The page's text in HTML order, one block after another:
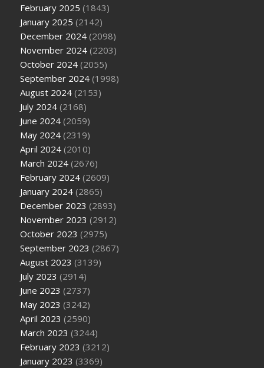
February 2025 (1843)
January 2025 (2142)
December 2024 (2098)
November 2024 (2203)
October 2024 (2055)
September 2024 (1998)
August 2024 (2153)
July 2024 (2168)
June 2024 (2059)
May 2024 (2319)
April 2024 (2010)
March 2024 (2676)
February 2024 (2609)
January 2024 (2865)
December 2023 (2893)
November 2023 (2912)
October 2023 (2975)
September 2023 (2867)
August 2023 (3139)
July 2023 (2914)
June 2023 (2737)
May 2023 (3242)
April 2023 (2590)
March 2023 (3244)
February 2023 (3212)
January 2023 (3369)